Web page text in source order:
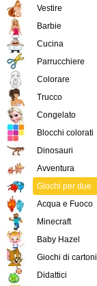
Vestire
Barbie
Cucina
Parrucchiere
Colorare
Trucco
Congelato
Blocchi colorati
Dinosauri
Avventura
Giochi per due
Acqua e Fuoco
Minecraft
Baby Hazel
Giochi di cartoni
Didattici